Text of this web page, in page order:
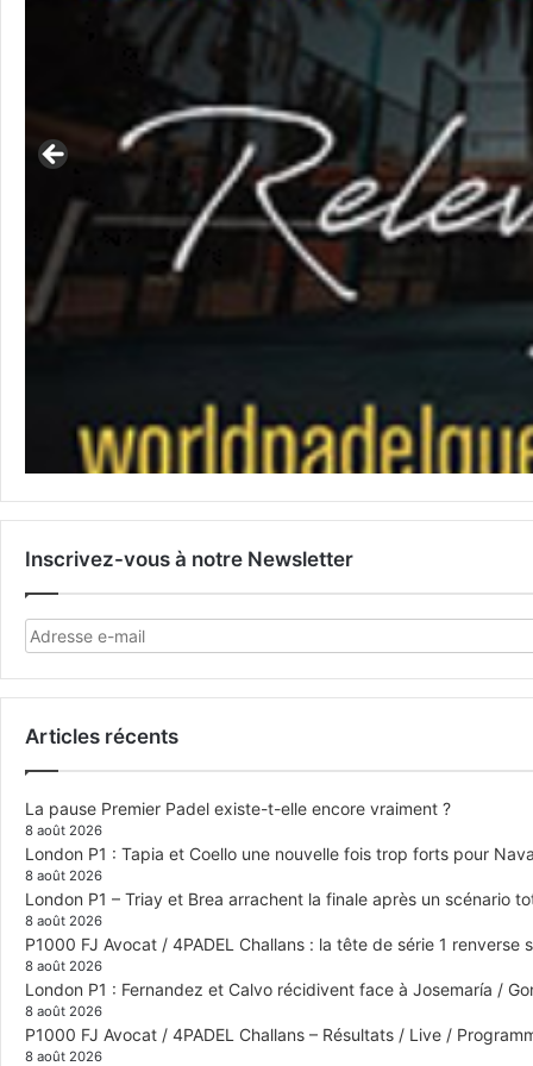
Inscrivez-vous à notre Newsletter
Articles récents
La pause Premier Padel existe-t-elle encore vraiment ?
8 août 2026
London P1 : Tapia et Coello une nouvelle fois trop forts pour
8 août 2026
London P1 – Triay et Brea arrachent la finale après un scénario
8 août 2026
P1000 FJ Avocat / 4PADEL Challans : la tête de série 1
8 août 2026
London P1 : Fernandez et Calvo récidivent face à Josemaría /
8 août 2026
P1000 FJ Avocat / 4PADEL Challans – Résultats / Live /
8 août 2026